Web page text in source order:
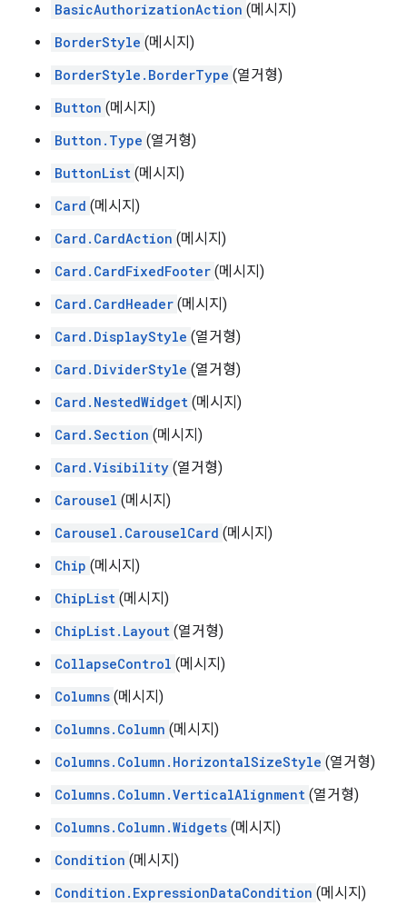
BasicAuthorizationAction (메시지)
BorderStyle (메시지)
BorderStyle.BorderType (열거형)
Button (메시지)
Button.Type (열거형)
ButtonList (메시지)
Card (메시지)
Card.CardAction (메시지)
Card.CardFixedFooter (메시지)
Card.CardHeader (메시지)
Card.DisplayStyle (열거형)
Card.DividerStyle (열거형)
Card.NestedWidget (메시지)
Card.Section (메시지)
Card.Visibility (열거형)
Carousel (메시지)
Carousel.CarouselCard (메시지)
Chip (메시지)
ChipList (메시지)
ChipList.Layout (열거형)
CollapseControl (메시지)
Columns (메시지)
Columns.Column (메시지)
Columns.Column.HorizontalSizeStyle (열거형)
Columns.Column.VerticalAlignment (열거형)
Columns.Column.Widgets (메시지)
Condition (메시지)
Condition.ExpressionDataCondition (메시지)